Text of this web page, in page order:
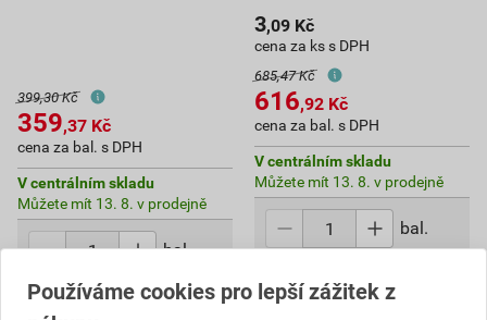
399,30 Kč
359,37 Kč
cena za bal. s DPH
V centrálním skladu
Můžete mít 13. 8. v prodejně
bal.
Do košíku
3,09 Kč
cena za ks s DPH
685,47 Kč
616,92 Kč
cena za bal. s DPH
V centrálním skladu
Můžete mít 13. 8. v prodejně
bal.
Do košíku
Používáme cookies pro lepší zážitek z